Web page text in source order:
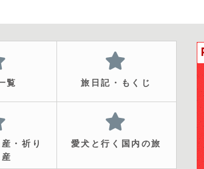
覧 旅日記・もくじ
・祈り
愛犬と行く国内の旅